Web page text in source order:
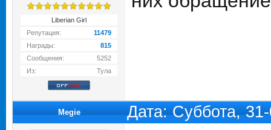
Liberian Girl
Репутация:
11479
Награды:
815
Сообщения:
5252
Из:
Тула
Megie Дата: Суббота,